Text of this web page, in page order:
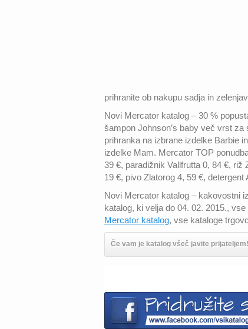
prihranite ob nakupu sadja in
Novi Mercator katalog – 30 %
šampon Johnson’s baby več vrst
prihranka na izbrane izdelke Barbie
izdelke Mam. Mercator TOP
39 €, paradižnik Vallfrutta 0, 84 €,
19 €, pivo Zlatorog 4, 59 €,
Novi Mercator katalog – kakovostni
katalog, ki velja do 04. 02. 2015.,
Mercator katalog, vse kataloge
Če vam je katalog všeč javite prijateljem!